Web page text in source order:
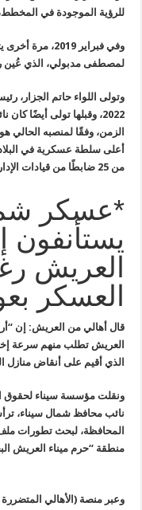
للرؤية الموجودة في
وفي فبراير
لمصطفى مدبولي، الذي عُين
وتولى اللواء حاتم الجزار،
2022، وقبلها تولى أيضًا كان
الزمن، وفقًا لمنصبه
أعلى سلطة عسكرية في
من 25
ضابطًا من قيادات
*عسكر
يستأنفون
العريش
العسكر
قال أهالي من العريش: إن
العريش تطلب منهم سرعة
الذي أقيم على أنقاض منازل
ونقلت مؤسسة سيناء لحقوق
المحافظة، لبحث تطورات
منطقة “حرم ميناء العريش
وعبر منصة (الأهالي